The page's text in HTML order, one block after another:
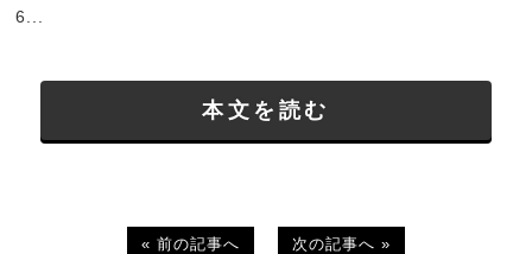
6...
本文を読む
« 前の記事へ 次の記事へ »